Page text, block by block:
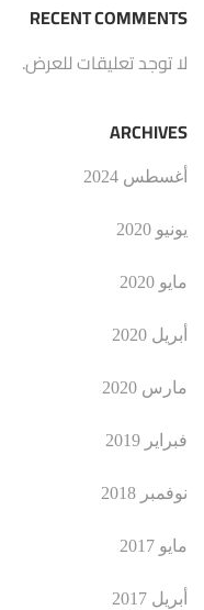
RECENT COMMENTS
لا توجد تعليقات للعرض.
ARCHIVES
أغسطس 2024
يونيو 2020
مايو 2020
أبريل 2020
مارس 2020
فبراير 2019
نوفمبر 2018
مايو 2017
أبريل 2017